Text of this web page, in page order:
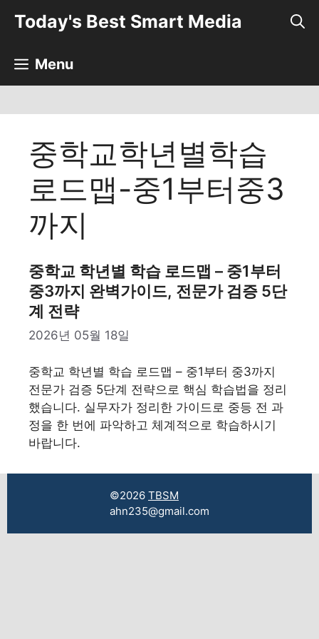
뛰
Today's Best Smart Media
Menu
중학교학년별학습
로드맵-중1부터중3
까지
중학교 학년별 학습 로드맵 – 중1부터
중3까지 완벽가이드, 전문가 검증 5단
계 전략
2026년 05월 18일
중학교 학년별 학습 로드맵 – 중1부터 중3까지
전문가 검증 5단계 전략으로 핵심 학습법을 정리
했습니다. 실무자가 정리한 가이드로 중등 전 과
정을 한 번에 파악하고 체계적으로 학습하시기
바랍니다.
©2026 TBSM
ahn235@gmail.com